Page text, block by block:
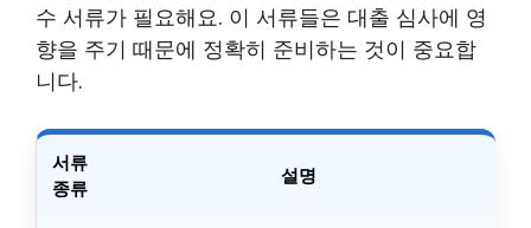
수 서류가 필요해요. 이 서류들은 대출 심사에 영
향을 주기 때문에 정확히 준비하는 것이 중요합
니다.
서류
종류
설명